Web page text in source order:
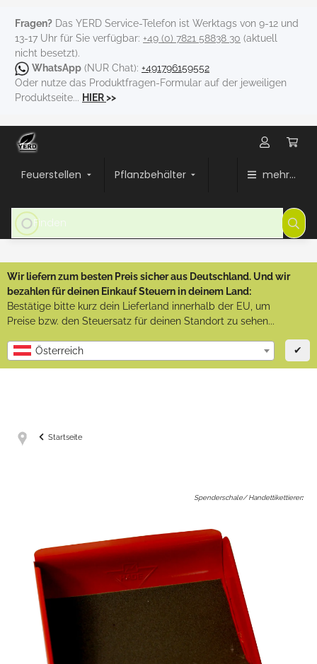
Fragen? Das YERD Service-Telefon ist Werktags von 9-12 und
13-17 Uhr für Sie verfügbar: +49 (0) 7821 58838 30 (aktuell
nicht besetzt).
WhatsApp (NUR Chat): +491796159552
Oder nutze das Produktfragen-Formular auf der jeweiligen
Produktseite... HIER>>
Feuerstellen Pflanzbehälter mehr...
Wir liefern zum besten Preis sicher aus Deutschland. Und wir
bezahlen für deinen Einkauf Steuern in deinem Land:
Bestätige bitte kurz dein Lieferland innerhalb der EU, um
Preise bzw. den Steuersatz für deinen Standort zu sehen...
Österreich ✔
Startseite
Spenderschale/ Handettikettierer: